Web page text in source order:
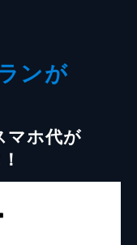
ンが
マホ代が